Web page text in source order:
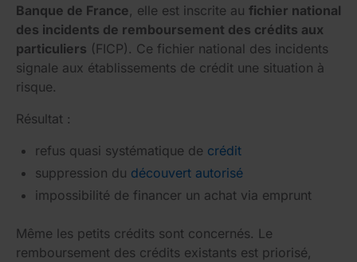
Banque de France, elle est inscrite au fichier national
des incidents de remboursement des crédits aux
particuliers (FICP). Ce fichier national des incidents
signale aux établissements de crédit une situation à
risque.
Résultat :
refus quasi systématique de crédit
suppression du découvert autorisé
impossibilité de financer un achat via emprunt
Même les petits crédits sont concernés. Le
remboursement des crédits existants est priorisé,